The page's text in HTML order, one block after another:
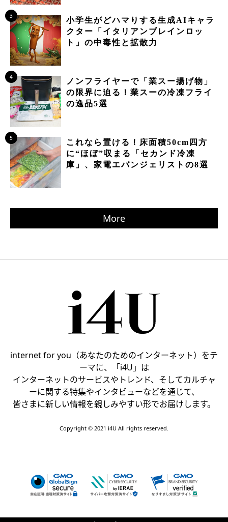
3
小学生がどハマりする生成AIキャラ
クター「イタリアンブレインロッ
ト」の中毒性と拡散力
4
ノンフライヤーで「業スー揚げ物」
の限界に迫る！業スーの冷凍フライ
の逸品5選
5
これなら置ける！床面積50cm四方
に“ほぼ”収まる「セカンド冷凍
庫」、家電エバンジェリストの8選
More
internet for you（あなたのためのインターネット）をテ
ーマに、「i4U」は
インターネットのサービスやトレンド、そしてカルチャ
ーに関する特集やインタビューなどを通じて、
皆さまに新しい情報を親しみやすい形でお届けします。
Copyright © 2021 i4U All rights reserved.